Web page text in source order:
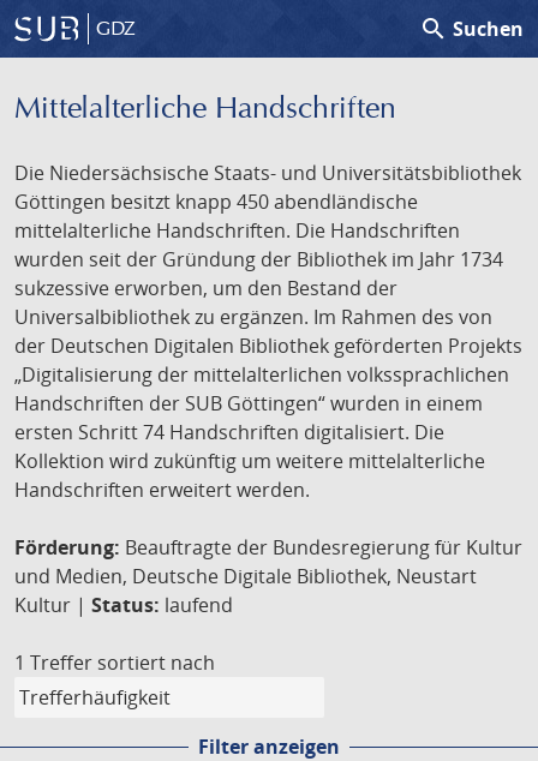
GDZ search Suchen
Mittelalterliche Handschriften
Die Niedersächsische Staats- und Universitätsbibliothek
Göttingen besitzt knapp 450 abendländische
mittelalterliche Handschriften. Die Handschriften
wurden seit der Gründung der Bibliothek im Jahr 1734
sukzessive erworben, um den Bestand der
Universalbibliothek zu ergänzen. Im Rahmen des von
der Deutschen Digitalen Bibliothek geförderten Projekts
„Digitalisierung der mittelalterlichen volkssprachlichen
Handschriften der SUB Göttingen“ wurden in einem
ersten Schritt 74 Handschriften digitalisiert. Die
Kollektion wird zukünftig um weitere mittelalterliche
Handschriften erweitert werden.
Förderung: Beauftragte der Bundesregierung für Kultur
und Medien, Deutsche Digitale Bibliothek, Neustart
Kultur | Status: laufend
1 Treffer sortiert nach
Filter anzeigen